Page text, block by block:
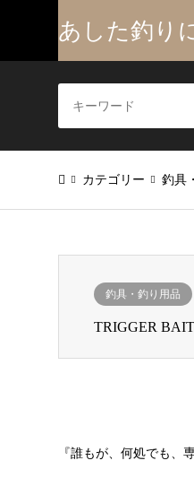
あした釣り
カテゴリー 釣具
釣具・釣り用品
TRIGGER
『誰もが、何処でも、